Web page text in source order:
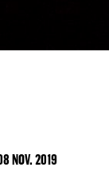
NOV. 2019